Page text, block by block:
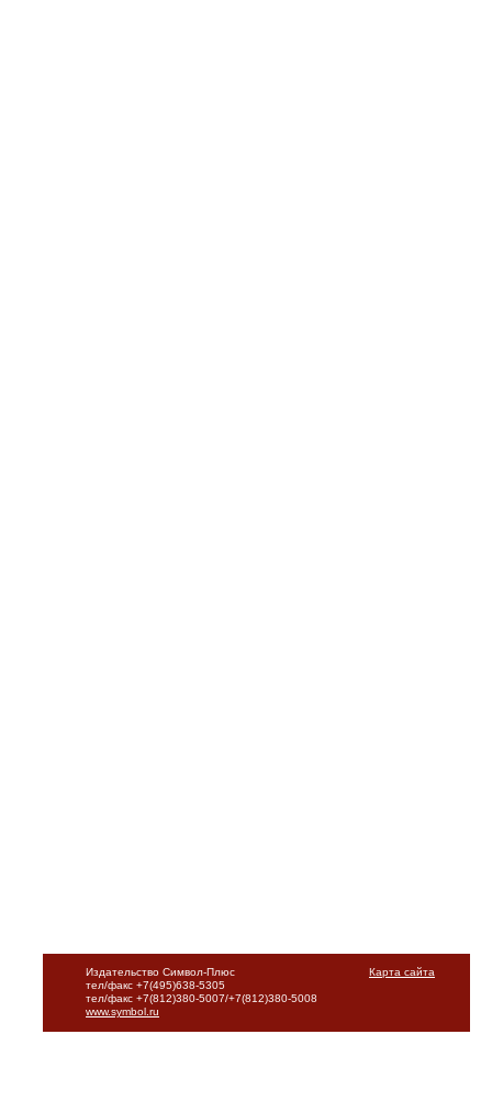
Карта сайта
Издательство Символ-Плюс
тел/факс +7(495)638-5305
тел/факс +7(812)380-5007/+7(812)380-5008
www.symbol.ru